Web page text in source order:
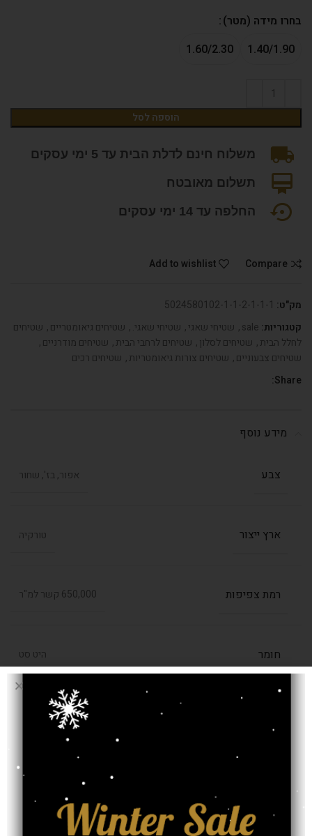
בחרו מידה (מטר)
1.40/1.90
1.60/2.30
הוספה לסל
משלוח חינם לדלת הבית עד 5 ימי עסקים
תשלום מאובטח
החלפה עד 14 ימי עסקים
Compare
Add to wishlist
מק"ט: 5024580102-1-1-2-1-1-1
קטגוריות: sale
, שטיחי שאגי, שטיחי שאגי., שטיחים גיאומטריים, שטיחים
לחלל הבית, שטיחים לסלון, שטיחים לרחבי הבית, שטיחים מודרניים,
שטיחים צבעוניים, שטיחים צורות גיאומטריות, שטיחים רכים
Share:
מידע נוסף
צבע אפור, בז', שחור
ארץ ייצור טורקיה
רמת צפיפות 650,000 קשר למ"ר
חומר היט סט
1.40/1.90
,
1.60/2.30